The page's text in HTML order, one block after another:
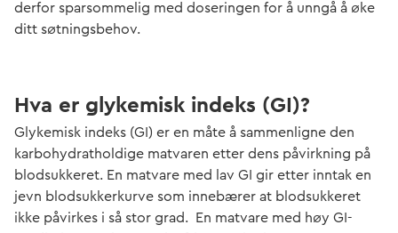
derfor sparsommelig med doseringen for å unngå å øke
ditt søtningsbehov.
Hva er glykemisk indeks (GI)?
Glykemisk indeks (GI) er en måte å sammenligne den
karbohydratholdige matvaren etter dens påvirkning på
blodsukkeret. En matvare med lav GI gir etter inntak en
jevn blodsukkerkurve som innebærer at blodsukkeret
ikke påvirkes i så stor grad. En matvare med høy GI-